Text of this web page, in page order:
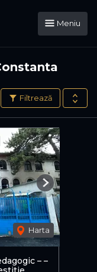
Meniu
Filtrează
Harta
Next
– –